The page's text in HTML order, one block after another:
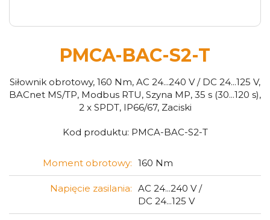
PMCA-BAC-S2-T
Siłownik obrotowy, 160 Nm, AC 24...240 V / DC 24...125 V,
BACnet MS/TP, Modbus RTU, Szyna MP, 35 s (30...120 s),
2 x SPDT, IP66/67, Zaciski
Kod produktu: PMCA-BAC-S2-T
Moment obrotowy: 160 Nm
Napięcie zasilania: AC 24...240 V /
DC 24...125 V